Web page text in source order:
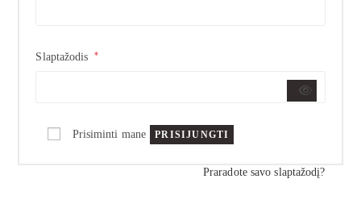
Slaptažodis *
Prisiminti mane PRISIJUNGTI
Praradote savo slaptažodį?